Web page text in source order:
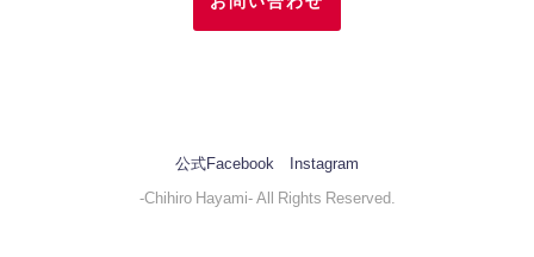
公式Facebook Instagram
-Chihiro Hayami- All Rights Reserved.